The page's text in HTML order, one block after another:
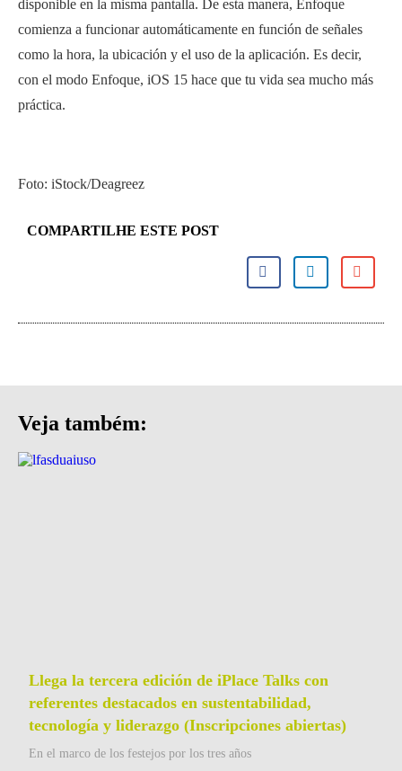
disponible en la misma pantalla. De esta manera, Enfoque
comienza a funcionar automáticamente en función de señales
como la hora, la ubicación y el uso de la aplicación. Es decir,
con el modo Enfoque, iOS 15 hace que tu vida sea mucho más
práctica.
Foto: iStock/Deagreez
COMPARTILHE ESTE POST
Veja também:
Llega la tercera edición de iPlace Talks con
referentes destacados en sustentabilidad,
tecnología y liderazgo (Inscripciones abiertas)
En el marco de los festejos por los tres años